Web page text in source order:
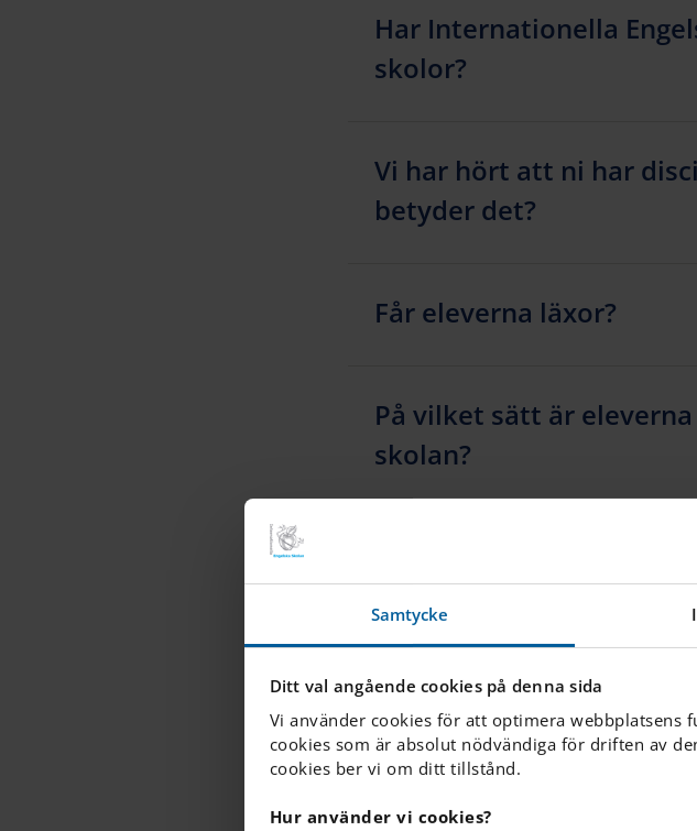
Samtycke
Ditt val angående cookies på denna sida
Vi använder cookies för att optimera webbplatsens
cookies som är absolut nödvändiga för driften av
cookies ber vi om ditt tillstånd.
Hur använder vi cookies?
Har Internationella
skolor?
Vi har hört att ni har
betyder det?
Får eleverna läxor?
På vilket sätt är
skolan?
Hur kommer mitt barn
Delar ni ut busskort till